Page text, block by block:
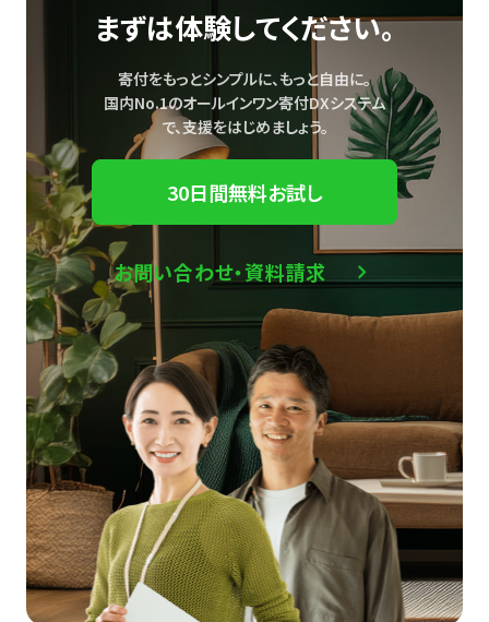
まずは体験してください。
寄付をもっとシンプルに、もっと自由に。
国内No.1のオールインワン寄付DXシステム
で、支援をはじめましょう。
30日間無料お試し
お問い合わせ・資料請求